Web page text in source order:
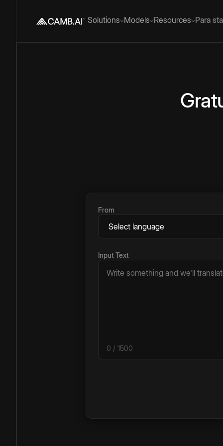
Solutions Models Resources Para
From
Input Text
0 / 1500